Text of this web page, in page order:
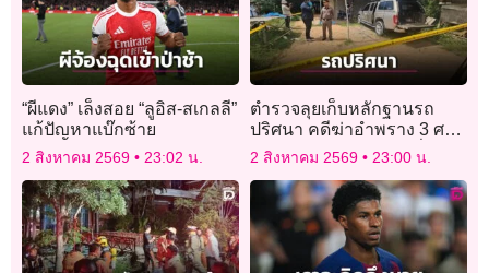
“ผีแดง” เล็งสอย “ลูอิส-สเกลลี”
แก้ปัญหาแบ๊กซ้าย
2 สิงหาคม 2569 23:02 น.
ตำรวจลุยเก็บหลักฐานรถ
ปริศนา คดีฆ่าอำพราง 3 ศพ
ฝังดิน เร่งหาหลักฐานเชื่อม
2 สิงหาคม 2569 23:00 น.